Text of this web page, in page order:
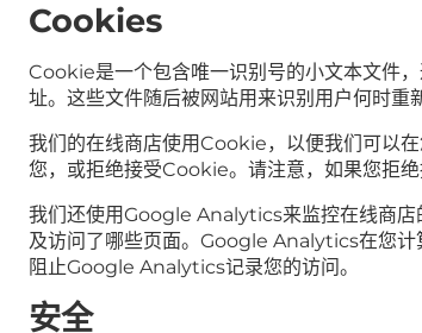
Cookies
Cookie是一个包含唯一识别号的小文本文件
址。这些文件随后被网站用来识别用户何时重
我们的在线商店使用Cookie，以便我们可以
您，或拒绝接受Cookie。请注意，如果您拒
我们还使用Google Analytics来监控在线商店
及访问了哪些页面。Google Analytics在您计
阻止Google Analytics记录您的访问。
安全